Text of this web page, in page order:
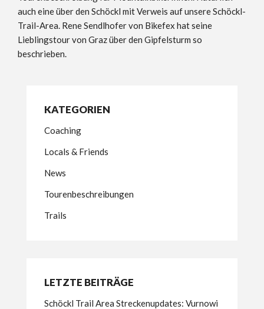
auch eine über den Schöckl mit Verweis auf unsere Schöckl-
Trail-Area. Rene Sendlhofer von Bikefex hat seine
Lieblingstour von Graz über den Gipfelsturm so
beschrieben.
KATEGORIEN
Coaching
Locals & Friends
News
Tourenbeschreibungen
Trails
LETZTE BEITRÄGE
Schöckl Trail Area Streckenupdates: Vurnowi